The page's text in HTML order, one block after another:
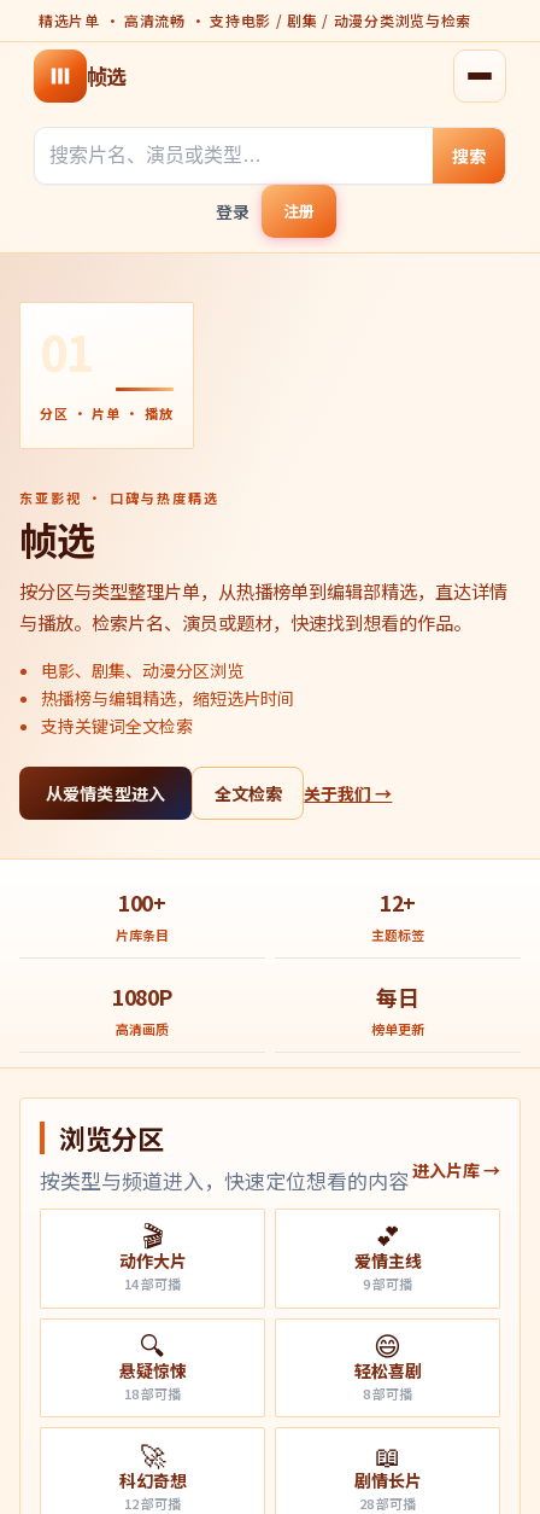
精选片单 · 高清流畅 · 支持电影 / 剧集 / 动漫分类浏览与检索
帧选 打开
搜索
登录 注册
01
分区 · 片单 · 播放
东亚影视 · 口碑与热度精选
帧选
按分区与类型整理片单，从热播榜单到编辑部精选，直达详情
与播放。检索片名、演员或题材，快速找到想看的作品。
电影、剧集、动漫分区浏览
热播榜与编辑精选，缩短选片时间
支持关键词全文检索
从爱情类型进入 全文检索 关于我们 →
100+
片库条目
12+
主题标签
1080P
高清画质
每日
榜单更新
浏览分区
按类型与频道进入，快速定位想看的内容进入片库 →
🎬
动作大片
14部可播
💕
爱情主线
9部可播
🔍
悬疑惊悚
18部可播
😄
轻松喜剧
8部可播
🚀
科幻奇想
12部可播
📖
剧情长片
28部可播